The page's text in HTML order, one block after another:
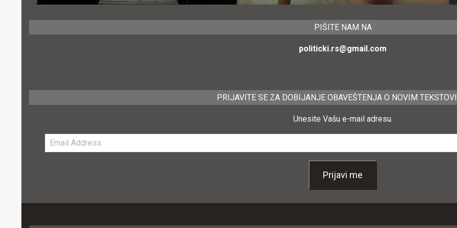
PIŠITE NAM NA
politicki.rs@gmail.com
PRIJAVITE SE ZA DOBIJANJE OBAVEŠTENJA O NOVIM
Unesite Vašu e-mail adresu.
Email
Address
Prijavi me